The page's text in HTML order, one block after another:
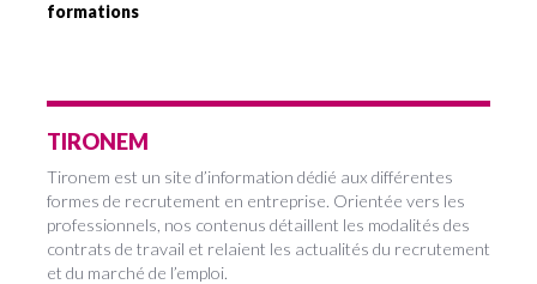
formations
TIRONEM
Tironem est un site d’information dédié aux différentes
formes de recrutement en entreprise. Orientée vers les
professionnels, nos contenus détaillent les modalités des
contrats de travail et relaient les actualités du recrutement
et du marché de l’emploi.